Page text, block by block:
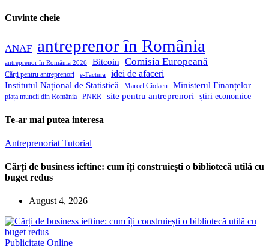
Cuvinte cheie
ANAF antreprenor în România
antreprenor în România 2026 Bitcoin Comisia Europeană
Cărți pentru antreprenori e-Factura idei de afaceri
Institutul Național de Statistică Marcel Ciolacu Ministerul Finanțelor
piața muncii din România PNRR site pentru antreprenori știri economice
Te-ar mai putea interesa
Antreprenoriat Tutorial
Cărți de business ieftine: cum îți construiești o bibliotecă utilă cu
buget redus
August 4, 2026
Publicitate Online